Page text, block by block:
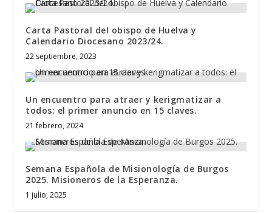
Carta Pastoral del obispo de Huelva y
Calendario Diocesano 2023/24.
22 septiembre, 2023
Un encuentro para atraer y kerigmatizar a
todos: el primer anuncio en 15 claves.
21 febrero, 2024
Semana Española de Misionología de Burgos
2025. Misioneros de la Esperanza.
1 julio, 2025